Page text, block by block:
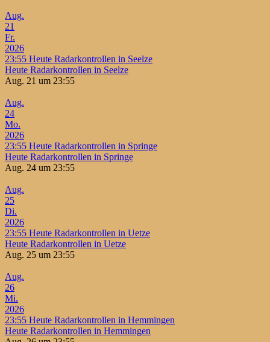
Aug.
21
Fr.
2026
23:55 Heute Radarkontrollen in Seelze
Heute Radarkontrollen in Seelze
Aug. 21 um 23:55
Aug.
24
Mo.
2026
23:55 Heute Radarkontrollen in Springe
Heute Radarkontrollen in Springe
Aug. 24 um 23:55
Aug.
25
Di.
2026
23:55 Heute Radarkontrollen in Uetze
Heute Radarkontrollen in Uetze
Aug. 25 um 23:55
Aug.
26
Mi.
2026
23:55 Heute Radarkontrollen in Hemmingen
Heute Radarkontrollen in Hemmingen